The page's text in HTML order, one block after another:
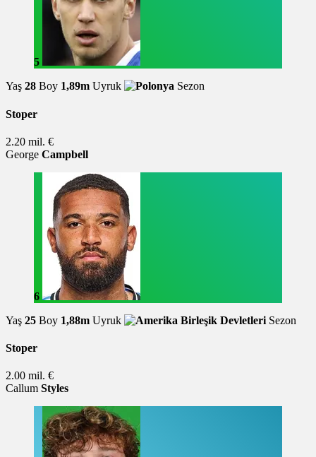
5
Yaş 28 Boy 1,89m Uyruk Sezon
Stoper
2.20 mil. €
George Campbell
6
Yaş 25 Boy 1,88m Uyruk Sezon
Stoper
2.00 mil. €
Callum Styles